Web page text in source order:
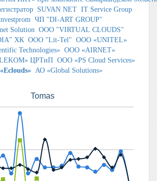
SUVAN NET IT Service Group
ЧП "DI-ART GROUP"
Solution ООО "VIRTUAL CLOUDS"
ХК OOO "Lit-Tel"
OOO «UNITEL»
Technologies» ООО «AIRNET»
ЦРТиП ООО «PS Cloud Services»
АО «Global Solutions»
Tomas